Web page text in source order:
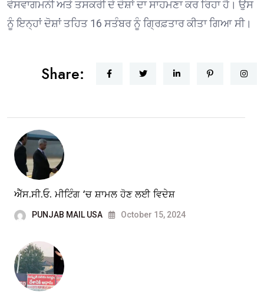
ਵੇਸਵਾਗਮਨੀ ਅਤੇ ਤਸਕਰੀ ਦੇ ਦੋਸ਼ਾਂ ਦਾ ਸਾਹਮਣਾ ਕਰ ਰਿਹਾ ਹੈ। ਉਸ
ਨੂੰ ਇਨ੍ਹਾਂ ਦੋਸ਼ਾਂ ਤਹਿਤ 16 ਸਤੰਬਰ ਨੂੰ ਗ੍ਰਿਫ਼ਤਾਰ ਕੀਤਾ ਗਿਆ ਸੀ।
Share:
ਐੱਸ.ਸੀ.ਓ. ਮੀਟਿੰਗ ‘ਚ ਸ਼ਾਮਲ ਹੋਣ ਲਈ ਵਿਦੇਸ਼
PUNJAB MAIL USA October 15, 2024